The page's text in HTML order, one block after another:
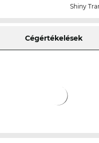
Shiny
Cégértékelések